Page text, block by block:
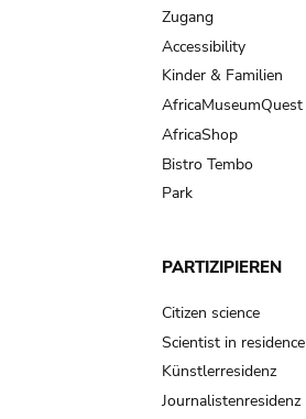
Zugang
Accessibility
Kinder & Familien
AfricaMuseumQuest
AfricaShop
Bistro Tembo
Park
PARTIZIPIEREN
Citizen science
Scientist in residence
Künstlerresidenz
Journalistenresidenz